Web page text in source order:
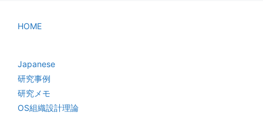
HOME
Japanese
研究事例
研究メモ
OS組織設計理論